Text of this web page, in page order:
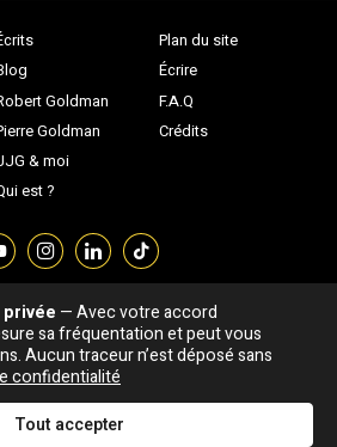
Goldman
Goldman
& moi
est ?
Plan du site
Écrire
F.A.Q
Crédits
© Depuis 1997 - Tous droits réservés |
|Gestion des cookies|Dernière
à jour : 05/08/2026
DESIGNED &
BY
— Avec votre accord
sa fréquentation et peut vous
Aucun traceur n’est déposé sans
confidentialité
Tout accepter